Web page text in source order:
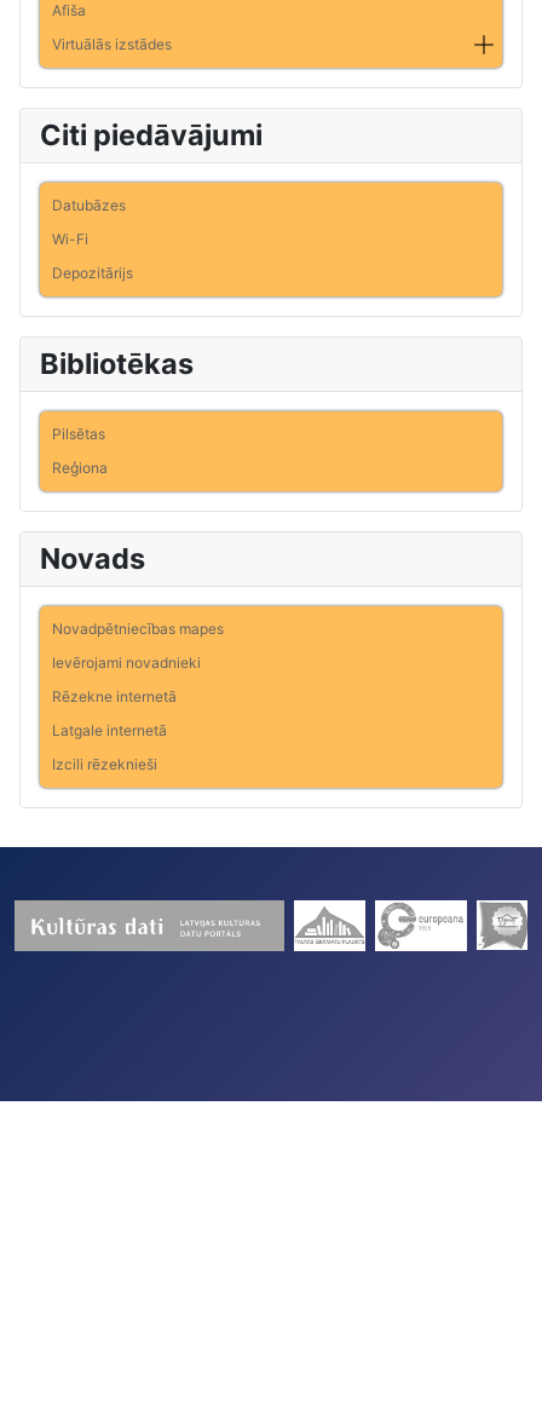
Afiša
Virtuālās izstādes
Citi piedāvājumi
Datubāzes
Wi-Fi
Depozitārijs
Bibliotēkas
Pilsētas
Reģiona
Novads
Novadpētniecības mapes
Ievērojami novadnieki
Rēzekne internetā
Latgale internetā
Izcili rēzeknieši